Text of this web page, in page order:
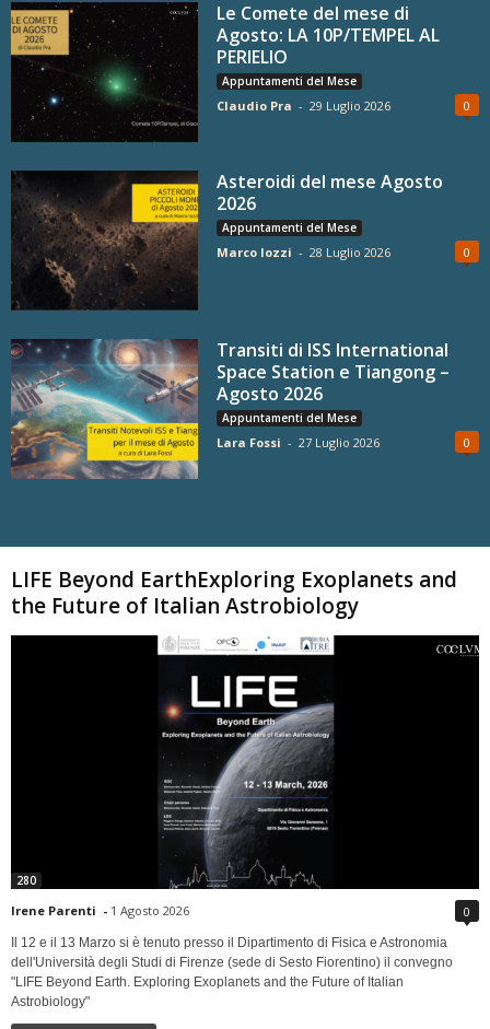
Le Comete del mese di
Agosto: LA 10P/TEMPEL AL
PERIELIO
Appuntamenti del Mese
Claudio Pra - 29 Luglio 2026 0
Asteroidi del mese Agosto
2026
Appuntamenti del Mese
Marco Iozzi - 28 Luglio 2026 0
Transiti di ISS International
Space Station e Tiangong –
Agosto 2026
Appuntamenti del Mese
Lara Fossi - 27 Luglio 2026 0
LIFE Beyond EarthExploring Exoplanets and
the Future of Italian Astrobiology
280
Irene Parenti - 1 Agosto 2026 0
Il 12 e il 13 Marzo si è tenuto presso il Dipartimento di Fisica e Astronomia
dell'Università degli Studi di Firenze (sede di Sesto Fiorentino) il convegno
"LIFE Beyond Earth. Exploring Exoplanets and the Future of Italian
Astrobiology"